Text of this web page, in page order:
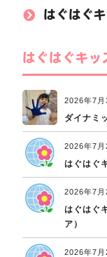
はぐはぐ
はぐはぐキッ
2026年7月
ダイナミ
2026年7月
はぐはぐ
2026年7月
はぐはぐ
ア）
2026年7月